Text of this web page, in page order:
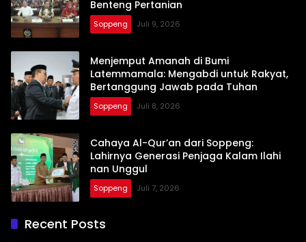
Benteng Pertanian
Soppeng Juli 9, 2026
Menjemput Amanah di Bumi
Latemmamala: Mengabdi untuk Rakyat,
Bertanggung Jawab pada Tuhan
Soppeng Juli 8, 2026
Cahaya Al-Qur’an dari Soppeng:
Lahirnya Generasi Penjaga Kalam Ilahi
nan Unggul
Soppeng Juli 7, 2026
Recent Posts